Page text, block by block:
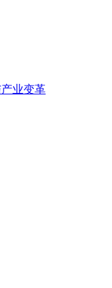
业变革